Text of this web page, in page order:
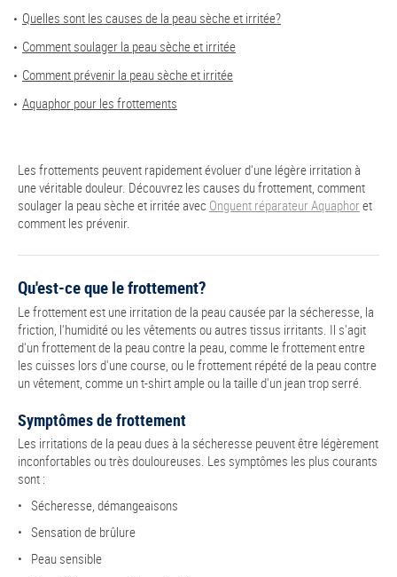
Quelles sont les causes de la peau sèche et irritée?
Comment soulager la peau sèche et irritée
Comment prévenir la peau sèche et irritée
Aquaphor pour les frottements
Les frottements peuvent rapidement évoluer d'une légère irritation à
une véritable douleur. Découvrez les causes du frottement, comment
soulager la peau sèche et irritée avec Onguent réparateur Aquaphor et
comment les prévenir.
Qu'est-ce que le frottement?
Le frottement est une irritation de la peau causée par la sécheresse, la
friction, l'humidité ou les vêtements ou autres tissus irritants. Il s'agit
d'un frottement de la peau contre la peau, comme le frottement entre
les cuisses lors d'une course, ou le frottement répété de la peau contre
un vêtement, comme un t-shirt ample ou la taille d'un jean trop serré.
Symptômes de frottement
Les irritations de la peau dues à la sécheresse peuvent être légèrement
inconfortables ou très douloureuses. Les symptômes les plus courants
sont :
Sécheresse, démangeaisons
Sensation de brûlure
Peau sensible